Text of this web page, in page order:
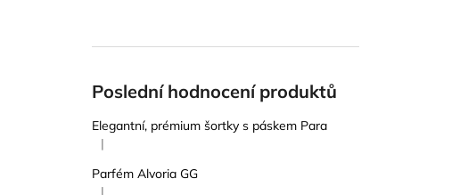
Poslední hodnocení produktů
Elegantní, prémium šortky s páskem Para
Hodnocení produktu je 5 z 5 hvězdiček.
|
Parfém Alvoria GG
|